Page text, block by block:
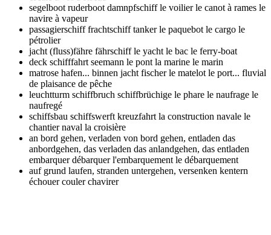
segelboot ruderboot damnpfschiffle voilier le canot à rames le
navire à vapeur
passagierschiff frachtschiff tankerle paquebot le cargo le
pétrolier
jacht (fluss)fähre fährschiffle yacht le bac le ferry-boat
deck schifffahrt seemann le pont la marine le marin
matrose hafen... binnen jacht fischerle matelot le port... fluvial
de plaisance de pêche
leuchtturm schiffbruch schiffbrüchige le phare le naufrage le
naufregé
schiffsbau schiffswerft kreuzfahrt la construction navale le
chantier naval la croisière
an bord gehen, verladen von bord gehen, entladen das
anbordgehen, das verladen das anlandgehen, das entladen
embarquer débarquer l'embarquement le débarquement
auf grund laufen, stranden untergehen, versenken kentern
échouer couler chavirer